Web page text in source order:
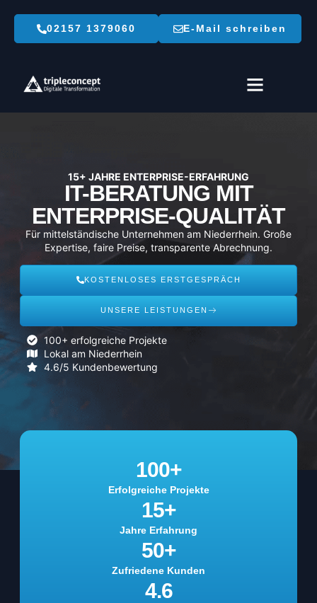
02157 1379060 E-Mail schreiben
15+ JAHRE ENTERPRISE-ERFAHRUNG
IT-BERATUNG MIT
ENTERPRISE-QUALITÄT
Für mittelständische Unternehmen am Niederrhein. Große
Expertise, faire Preise, transparente Abrechnung.
KOSTENLOSES ERSTGESPRÄCH
UNSERE LEISTUNGEN
100+ erfolgreiche Projekte
Lokal am Niederrhein
4.6/5 Kundenbewertung
Erfolgreiche Projekte
100+
Jahre Erfahrung
15+
Zufriedene Kunden
50+
4.6